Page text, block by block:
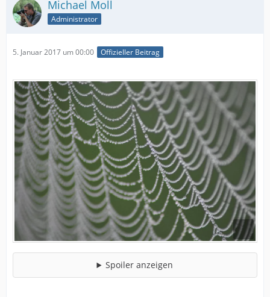
Michael Moll
Administrator
5. Januar 2017 um 00:00 Offizieller Beitrag
Spoiler anzeigen